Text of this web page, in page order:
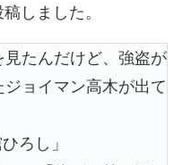
しました。
たんだけど、強盗が
ョイマン高木が出て
ろし」